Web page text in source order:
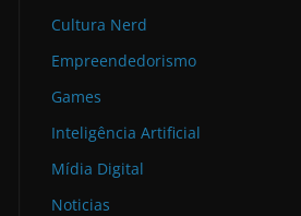
Cultura Nerd
Empreendedorismo
Games
Inteligência Artificial
Mídia Digital
Noticias